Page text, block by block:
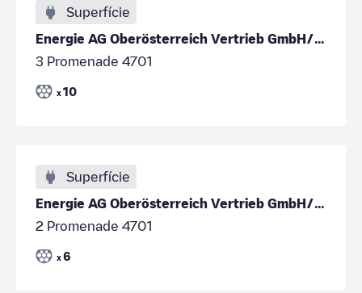
Superfície
Energie AG Oberösterreich Vertrieb GmbH/2f4d3db6-c4da-4b48-b47b-8ee2841d9011
3 Promenade 4701
x 10
Superfície
Energie AG Oberösterreich Vertrieb GmbH/a77bd560-34dd-4593-ae7f-18801470549c
2 Promenade 4701
x 6